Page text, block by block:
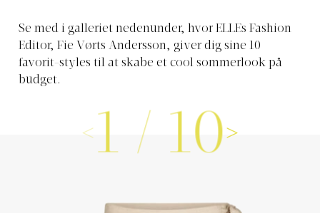
Se med i galleriet nedenunder, hvor ELLEs Fashion
Editor, Fie Vørts Andersson, giver dig sine 10
favorit-styles til at skabe et cool sommerlook på
budget.
1 / 10